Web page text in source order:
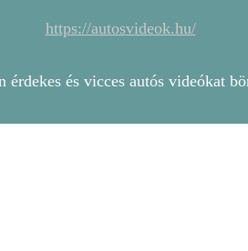
https://autosvideok.hu/
érdekes és vicces autós videókat